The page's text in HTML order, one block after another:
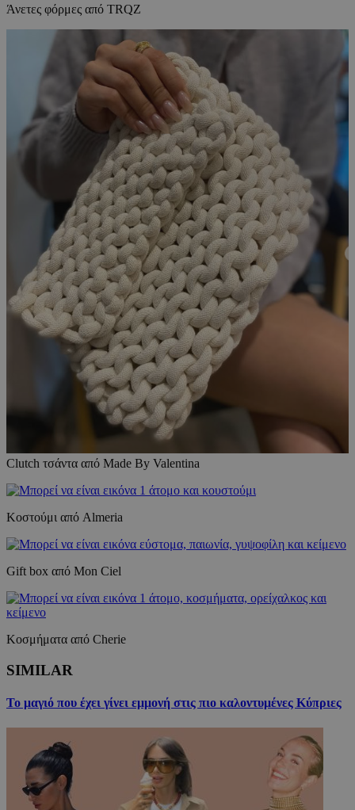
Άνετες φόρμες από TRQZ
Clutch τσάντα από Made By Valentina
Κοστούμι από Almeria
Gift box από Μοn Ciel
Κοσμήματα από Cherie
SIMILAR
Το μαγιό που έχει γίνει εμμονή στις πιο καλοντυμένες Κύπριες